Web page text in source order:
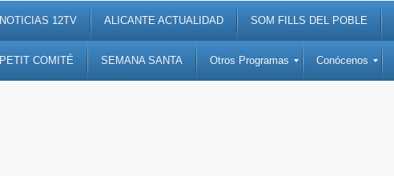
NOTICIAS 12TV ALICANTE ACTUALIDAD SOM FILLS DEL POBLE
PETIT COMITÉ SEMANA SANTA Otros Programas Conócenos